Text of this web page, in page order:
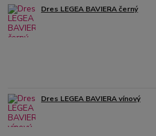
Dres LEGEA BAVIERA černý
Dres LEGEA BAVIERA vínový